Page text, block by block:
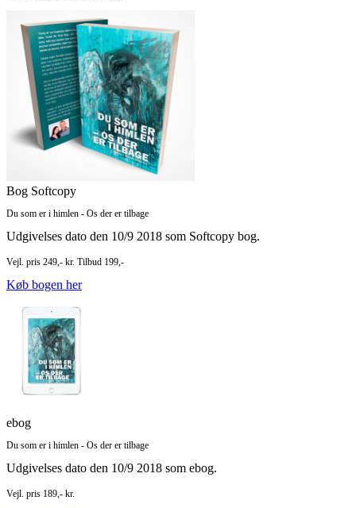
Bog Softcopy
Du som er i himlen - Os der er tilbage
Udgivelses dato den 10/9 2018 som Softcopy bog.
Vejl. pris 249,- kr. Tilbud 199,-
Køb bogen her
ebog
Du som er i himlen - Os der er tilbage
Udgivelses dato den 10/9 2018 som ebog.
Vejl. pris 189,- kr.